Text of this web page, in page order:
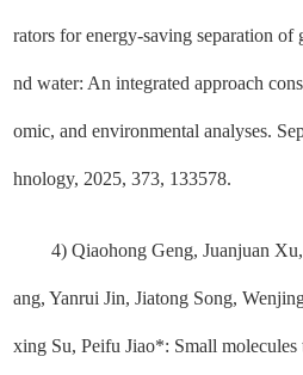
rators for energy-saving separation
nd water: An integrated approach
omic, and environmental analyses.
hnology, 2025, 373, 133578.
4) Qiaohong Geng, Juanjuan
ang, Yanrui Jin, Jiatong Song,
xing Su, Peifu Jiao*: Small